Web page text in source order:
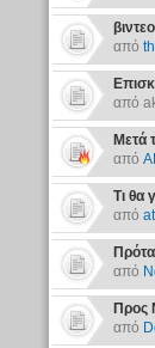
βιντεο
από
από
Μετά
από
Τι θα
από
από
Προς
από